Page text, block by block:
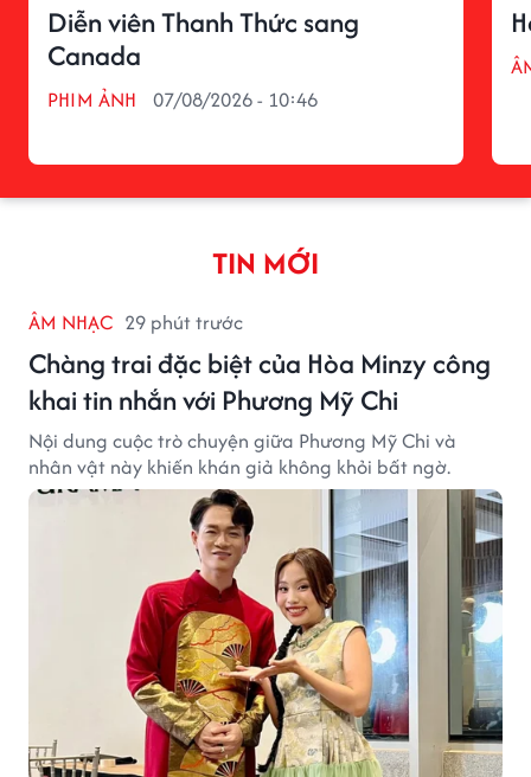
Diễn viên Thanh Thức sang
Canada
PHIM ẢNH 07/08/2026 - 10:46
TIN MỚI
ÂM NHẠC 29 phút trước
Chàng trai đặc biệt của Hòa Minzy công
khai tin nhắn với Phương Mỹ Chi
Nội dung cuộc trò chuyện giữa Phương Mỹ Chi và
nhân vật này khiến khán giả không khỏi bất ngờ.